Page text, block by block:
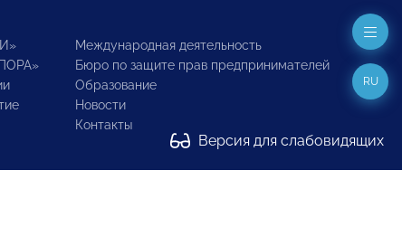
Международная деятельность
Бюро по защите прав предпринимателей
Образование
Новости
Контакты
Версия для слабовидящих
RU